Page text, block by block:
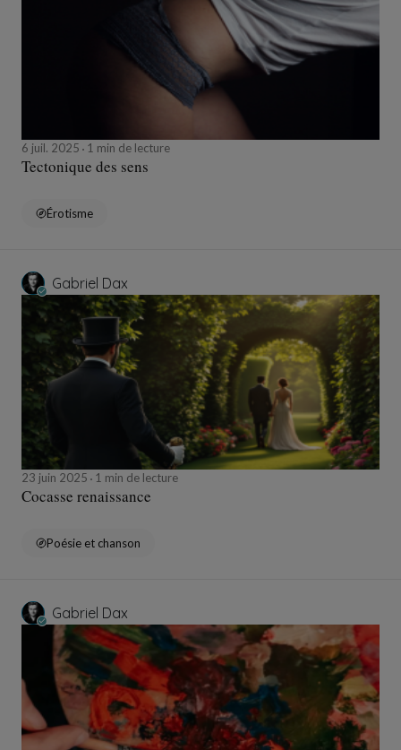
6 juil. 2025 1 min de lecture
Tectonique des sens
Érotisme
Gabriel Dax
23 juin 2025 1 min de lecture
Cocasse renaissance
Poésie et chanson
Gabriel Dax